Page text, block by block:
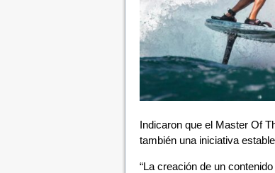
Indicaron que el Master Of
también una iniciativa
“La creación de un